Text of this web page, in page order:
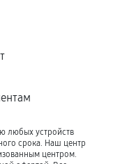
любых устройств
срока. Наш центр
центром.